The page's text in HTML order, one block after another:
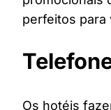
perfeitos para
Os hotéis